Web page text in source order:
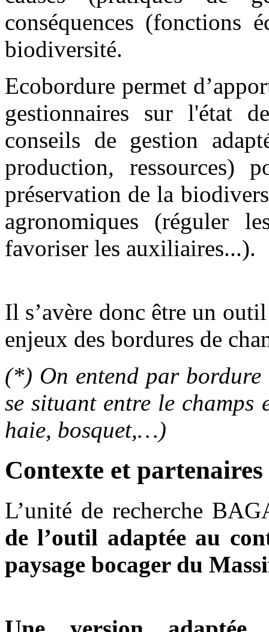
conséquences (fonctions
biodiversité.
Ecobordure permet
gestionnaires sur l'état
conseils de gestion
production, ressources)
préservation de la
agronomiques (réguler
favoriser les auxiliaires...).
Il s’avère donc être un
enjeux des bordures de
(*) On entend par bordure
se situant entre le
haie, bosquet,…)
Contexte et partenaires
L’unité de recherche
de l’outil adaptée au
paysage bocager du